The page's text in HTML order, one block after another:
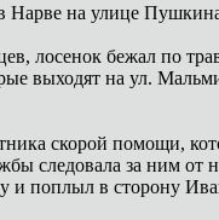
Нарве на улице
лосенок бежал по
выходят на ул.
скорой помощи,
следовала за ним от
и поплыл в сторону